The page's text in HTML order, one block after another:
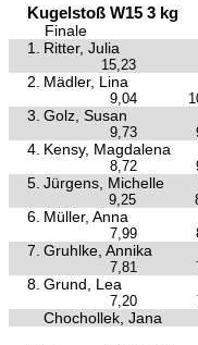
Kugelstoß W15 3 kg
Finale
1.
Ritter, Julia
15,23
2. Mädler, Lina
9,04
3. Golz, Susan
9,73
4. Kensy, Magdalena
8,72
5. Jürgens, Michelle
9,25
6. Müller, Anna
7,99
7. Gruhlke, Annika
7,81
8. Grund, Lea
7,20
Chochollek, Jana